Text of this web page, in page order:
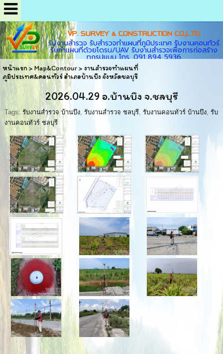
VP. SURVEY & CONSTRUCTION CO.,LTD.
รับงานสำรวจ รับสำรวจทำแผนที่ภูมิประเทศ รับงานคอนทัวร์
รับทำแผนที่ด้วยโดรน/UAV รับงานสำรวจเพื่อการก่อสร้าง
ทุกรูปแบบ โทร. 091 894 5936
หน้าแรก>Map&Contour> งานสำรวจทำแผนที่
ภูมิประเทศ&คอนทัวร์ อำเภอบ้านบึง จังหวัดชลบุรี
2026.04.29 อ.บ้านบึง จ.ชลบุรี
Tags:รับงานสำรวจ บ้านบึง, รับงานสำรวจ ชลบุรี, รับงานคอนทัวร์ บ้านบึง, รับ
งานคอนทัวร์ ชลบุรี